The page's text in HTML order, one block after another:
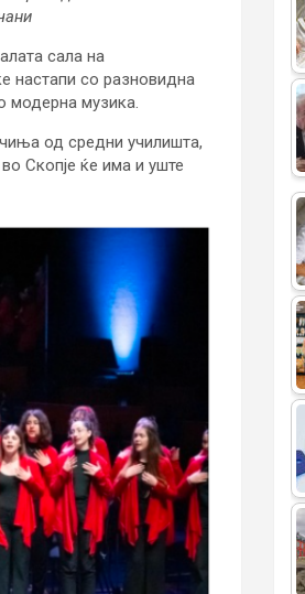
сала на
настапи со разновидна
модерна музика.
од средни училишта,
Скопје ќе има и уште